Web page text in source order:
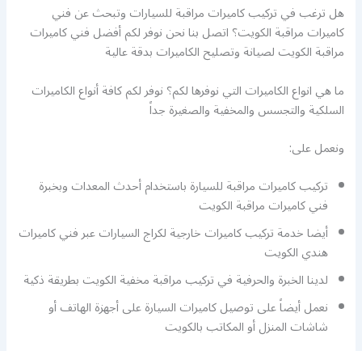
هل ترغب في تركيب كاميرات مراقبة للسيارات وتبحث عن فني
كاميرات مراقبة الكويت؟ اتصل بنا نحن نوفر لكم أفضل فني كاميرات
مراقبة الكويت لصيانة وتصليح الكاميرات بدقة عالية
ما هي انواع الكاميرات التي نوفرها لكم؟ نوفر لكم كافة أنواع الكاميرات
السلكية والتجسس والمخفية والصغيرة جداً
ونعمل على:
تركيب كاميرات مراقبة للسيارة باستخدام أحدث المعدات وبخبرة
فني كاميرات مراقبة الكويت
أيضا خدمة تركيب كاميرات خارجية لكراج السيارات عبر فني كاميرات
هندي الكويت
لدينا الخبرة والحرفية في تركيب مراقبة مخفية الكويت بطريقة ذكية
نعمل أيضاً على توصيل كاميرات السيارة على أجهزة الهاتف أو
شاشات المنزل أو المكاتب بالكويت